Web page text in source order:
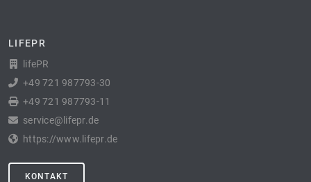
LIFEPR
lifePR
+49 721 987793-30
+49 721 987793-11
service@lifepr.de
https://www.lifepr.de
KONTAKT